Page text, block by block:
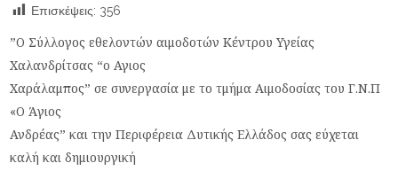
Επισκέψεις: 356
”Ο Σύλλογος εθελοντών αιμοδοτών Κέντρου Υγείας
Χαλανδρίτσας “ο Αγιος
Χαράλαμπος” σε συνεργασία με το τμήμα Αιμοδοσίας του Γ.Ν.Π
«Ο Άγιος
Ανδρέας” και την Περιφέρεια Δυτικής Ελλάδος σας εύχεται
καλή και δημιουργική